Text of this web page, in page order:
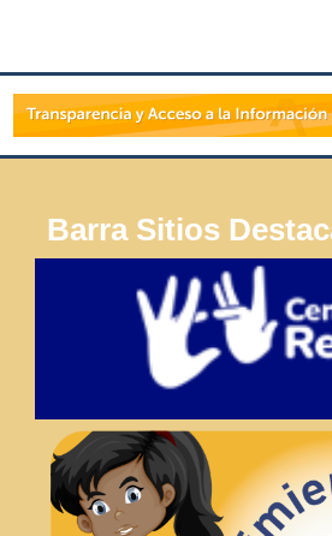
Barra Sitios